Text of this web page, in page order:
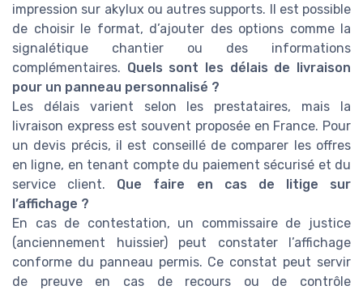
impression sur akylux ou autres supports. Il est possible
de choisir le format, d’ajouter des options comme la
signalétique chantier ou des informations
complémentaires. Quels sont les délais de livraison
pour un panneau personnalisé ?
Les délais varient selon les prestataires, mais la
livraison express est souvent proposée en France. Pour
un devis précis, il est conseillé de comparer les offres
en ligne, en tenant compte du paiement sécurisé et du
service client. Que faire en cas de litige sur
l’affichage ?
En cas de contestation, un commissaire de justice
(anciennement huissier) peut constater l’affichage
conforme du panneau permis. Ce constat peut servir
de preuve en cas de recours ou de contrôle